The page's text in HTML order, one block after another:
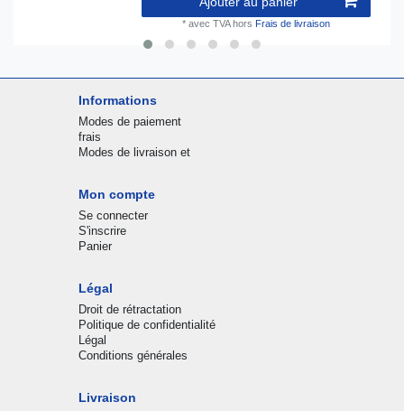
* avec TVAhors Frais de livraison
Informations
Modes de paiement
frais
Modes de livraison et
Mon compte
Se connecter
S'inscrire
Panier
Légal
Droit de rétractation
Politique de confidentialité
Légal
Conditions générales
Livraison